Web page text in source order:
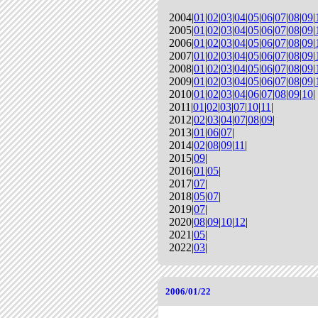
2004|01 |02|03|04|05|06|07|08|09|
2005|01 |02|03|04|05|06|07|08|09|
2006|01 |02|03|04|05|06|07|08|09|
2007|01 |02|03|04|05|06|07|08|09|
2008|01 |02|03|04|05|06|07|08|09|
2009|01 |02|03|04|05|06|07|08|09|
2010|01 |02|03|04|06|07|08|09|10|
2011|01 |02|03|07|10|11 |
2012|02|03|04|07|08|09|
2013|01 |06|07|
2014|02|08|09|11 |
2015|09|
2016|01 |05|
2017|07|
2018|05|07|
2019|07|
2020|08|09|10|12|
2021|05|
2022|03|
2006/01/22